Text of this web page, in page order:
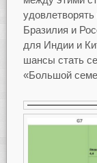
Бразилия и
для Индии и
шансы стать
«Большой